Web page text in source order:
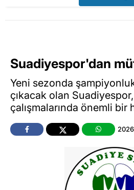
Suadiyespor'dan
Yeni sezonda
çıkacak olan
çalışmalarında önemli bir